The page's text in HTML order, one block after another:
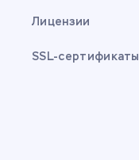
Лицензии
SSL-сертификаты